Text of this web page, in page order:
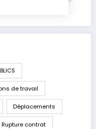
de travail
Déplacements
Rupture contrat